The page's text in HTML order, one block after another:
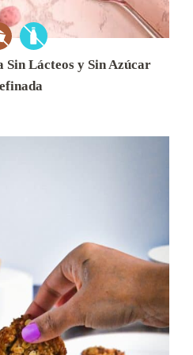
Sin Lácteos y Sin Azúcar